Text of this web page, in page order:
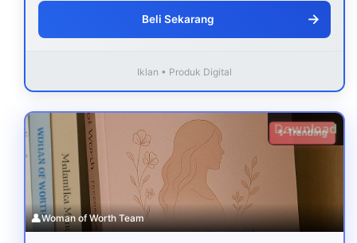
Beli Sekarang →
Iklan • Produk Digital
Download
✨ Trending
👤Woman of Worth Team